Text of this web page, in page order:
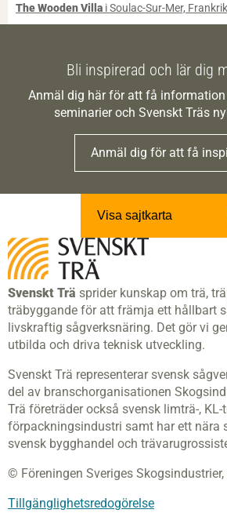
The Wooden Villa i Soulac-Sur-Mer,
Bli inspirerad och lär dig
Anmäl dig här för att få
seminarier och Svenskt Träs
Anmäl dig för att få
Visa sajtkarta
Svenskt Trä sprider kunskap om trä,
träbyggande för att främja ett hållbart
livskraftig sågverksnäring. Det gör vi
utbilda och driva teknisk utveckling.
Svenskt Trä representerar svensk
del av branschorganisationen
Trä företräder också svensk limträ-, KL-
förpackningsindustri samt har ett nära
svensk bygghandel och
© Föreningen Sveriges Skogsindustrier,
Tillgänglighetsredogörelse